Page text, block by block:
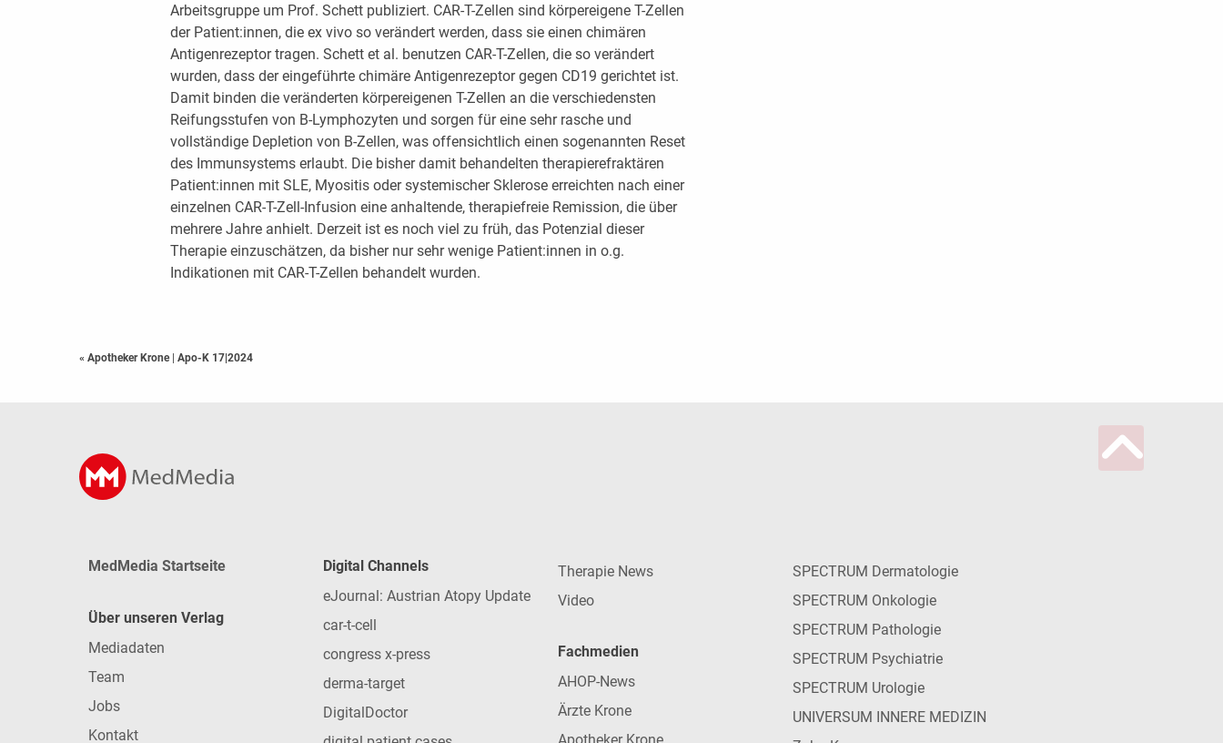
Arbeitsgruppe um Prof. Schett publiziert. CAR-T-Zellen sind körpereigene T-Zellen
der Patient:innen, die ex vivo so verändert werden, dass sie einen chimären
Antigenrezeptor tragen. Schett et al. benutzen CAR-T-Zellen, die so verändert
wurden, dass der eingeführte chimäre Antigenrezeptor gegen CD19 gerichtet ist.
Damit binden die veränderten körpereigenen T-Zellen an die verschiedensten
Reifungsstufen von B-Lymphozyten und sorgen für eine sehr rasche und
vollständige Depletion von B-Zellen, was offensichtlich einen sogenannten Reset
des Immunsystems erlaubt. Die bisher damit behandelten therapierefraktären
Patient:innen mit SLE, Myositis oder systemischer Sklerose erreichten nach einer
einzelnen CAR-T-Zell-Infusion eine anhaltende, therapiefreie Remission, die über
mehrere Jahre anhielt. Derzeit ist es noch viel zu früh, das Potenzial dieser
Therapie einzuschätzen, da bisher nur sehr wenige Patient:innen in o.g.
Indikationen mit CAR-T-Zellen behandelt wurden.
« Apotheker Krone | Apo-K 17|2024
MedMedia Startseite
Über unseren Verlag
Mediadaten
Team
Jobs
Kontakt
Digital Channels
eJournal: Austrian Atopy Update
car-t-cell
congress x-press
derma-target
DigitalDoctor
Therapie News
Video
Fachmedien
AHOP-News
Ärzte Krone
SPECTRUM Dermatologie
SPECTRUM Onkologie
SPECTRUM Pathologie
SPECTRUM Psychiatrie
SPECTRUM Urologie
UNIVERSUM INNERE MEDIZIN